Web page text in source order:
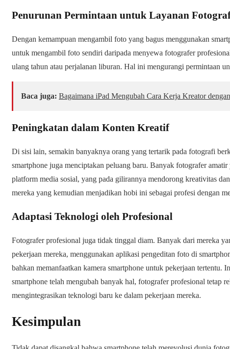
Penurunan Permintaan untuk Layanan
Dengan kemampuan mengambil foto yang bagus menggunakan
untuk mengambil foto sendiri daripada menyewa fotografer
ulang tahun atau perjalanan liburan. Hal ini mengurangi permintaan
Baca juga: Bagaimana iPad Mengubah Cara Kerja Kreator
Peningkatan dalam Konten Kreatif
Di sisi lain, semakin banyaknya orang yang tertarik pada fotografi
smartphone juga menciptakan peluang baru. Banyak fotografer
platform media sosial, yang pada gilirannya mendorong kreativitas
mereka yang kemudian menjadikan hobi ini sebagai profesi dengan
Adaptasi Teknologi oleh Profesional
Fotografer profesional juga tidak tinggal diam. Banyak dari mereka
pekerjaan mereka, menggunakan aplikasi pengeditan foto di
bahkan memanfaatkan kamera smartphone untuk pekerjaan tertentu.
smartphone telah mengubah banyak hal, fotografer profesional tetap
mengintegrasikan teknologi baru ke dalam pekerjaan mereka.
Kesimpulan